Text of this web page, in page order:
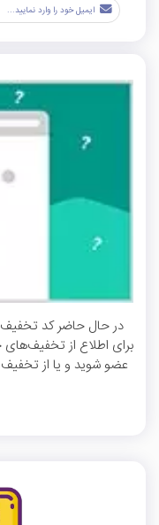
در حال حاضر کد
برای اطلاع از
عضو شوید و یا از